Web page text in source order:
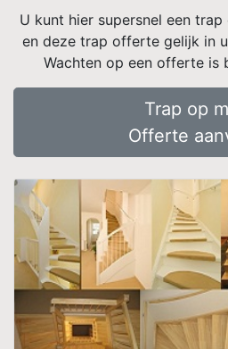
U kunt hier supersnel een
en deze trap offerte gelijk in
Wachten op een offerte is
Trap op
Offerte